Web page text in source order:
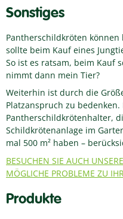
Sonstiges
Pantherschildkröten können
sollte beim Kauf eines
So ist es ratsam, beim Kauf
nimmt dann mein Tier?
Weiterhin ist durch die
Platzanspruch zu bedenken.
Pantherschildkrötenhalter,
Schildkrötenanlage im
mal 500 m² haben –
BESUCHEN SIE AUCH
MÖGLICHE PROBLEME ZU
Produkte